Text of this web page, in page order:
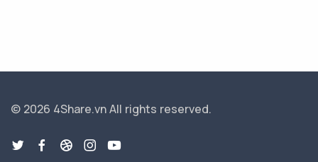
© 2026 4Share.vnAll rights reserved.